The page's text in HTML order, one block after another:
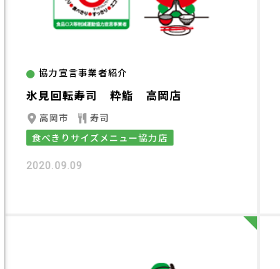
協力宣言事業者紹介
氷見回転寿司 粋鮨 高岡店
高岡市
寿司
食べきりサイズメニュー協力店
2020.09.09